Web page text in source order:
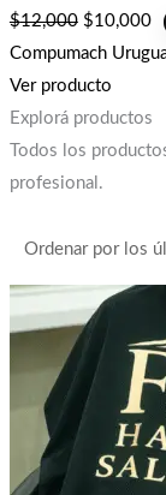
$12,000 $10,000
Compumach
Ver producto
Explorá productos
Todos los
profesional.